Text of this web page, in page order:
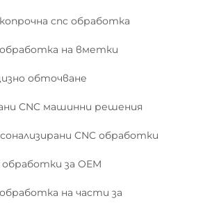
cnc обработка
обработка на вметки
обточване
CNC машинни решения
CNC обработки
за OEM
обработка на части за